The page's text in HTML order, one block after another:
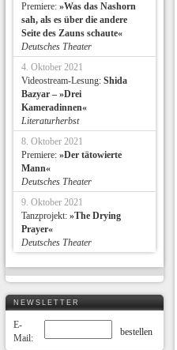
Premiere: »Was das Nashorn
sah, als es über die andere
Seite des Zauns schaute«
Deutsches Theater
4. Oktober 2021
Videostream-Lesung: Shida
Bazyar – »Drei
Kameradinnen«
Literaturherbst
8. Oktober 2021
Premiere: »Der tätowierte
Mann«
Deutsches Theater
9. Oktober 2021
Tanzprojekt: »The Drying
Prayer«
Deutsches Theater
NEWSLETTER
E-
Mail: